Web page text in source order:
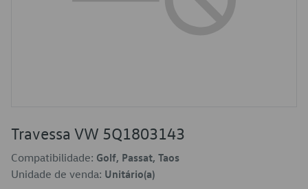
Travessa VW 5Q1803143
Compatibilidade: Golf, Passat, Taos
Unidade de venda: Unitário(a)